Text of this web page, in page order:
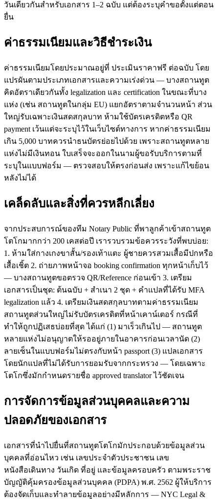
วันเดียวกันสำหรับเอกสาร 1–2 ฉบับ แต่ต้องระบุคำขอตั้งแต่ตอน
ยื่น
ค่าธรรมเนียมและวิธีชำระเงิน
ค่าธรรมเนียมโดยประมาณอยู่ที่ ประเมินราคาฟรี ต่อฉบับ โดย
แปรผันตามประเภทเอกสารและความเร่งด่วน — บางสถานทูต
คิดอัตราเดียวกันทั้ง legalization และ certification ในขณะที่บาง
แห่ง (เช่น สถานทูตในกลุ่ม EU) แยกอัตราตามจำนวนหน้า ส่วน
ใหญ่รับเฉพาะเงินสดสกุลบาท ห้ามใช้บัตรเครดิตหรือ QR
payment เว้นแต่จะระบุไว้ในเว็บไซต์ทางการ หากค่าธรรมเนียม
เกิน 5,000 บาทควรนำธนบัตรย่อยไปด้วย เพราะสถานทูตหลาย
แห่งไม่มีเงินทอน ใบเสร็จจะออกในนามผู้ขอรับบริการตามที่
ระบุในแบบฟอร์ม — ตรวจสอบให้ตรงก่อนส่ง เพราะแก้ไขย้อน
หลังไม่ได้
เคล็ดลับและสิ่งที่ควรหลีกเลี่ยง
จากประสบการณ์ของทีม Notary Public ที่พาลูกค้าเข้าสถานทูต
โตโกมากกว่า 200 เคสต่อปี เรารวบรวมข้อควรระวังที่พบบ่อย:
1. ห้ามใส่กางเกงขาสั้น/รองเท้าแตะ ผู้ชายควรสวมเสื้อมีปกหรือ
เสื้อเชิ้ต 2. ถ่ายภาพหน้าจอ booking confirmation ทุกหน้าเก็บไว้
— บางสถานทูตขอตรวจ QR/Reference ก่อนเข้า 3. เตรียม
เอกสารเป็นชุด: ต้นฉบับ + สำเนา 2 ชุด + คำแปลที่ได้รับ MFA
legalization แล้ว 4. เตรียมเงินสดสกุลบาทตามค่าธรรมเนียม
สถานทูตส่วนใหญ่ไม่รับบัตรเครดิตที่หน้าเคาน์เตอร์ กรณีที่
ทำให้ถูกปฏิเสธบ่อยที่สุด ได้แก่ (1) มาเร็วเกินไป — สถานทูต
หลายแห่งไม่อนุญาตให้รออยู่ภายในอาคารก่อนเวลานัด (2)
ลายเซ็นในแบบฟอร์มไม่ตรงกับหน้า passport (3) แปลเอกสาร
โดยนักแปลที่ไม่ได้รับการยอมรับจากกระทรวง — โดยเฉพาะ
โตโกซึ่งมักกำหนดรายชื่อ approved translator ไว้ชัดเจน
การจัดการข้อมูลส่วนบุคคลและความ
ปลอดภัยของเอกสาร
เอกสารที่นำไปยื่นที่สถานทูตโตโกมักประกอบด้วยข้อมูลส่วน
บุคคลที่อ่อนไหว เช่น เลขประจำตัวประชาชน เลข
หนังสือเดินทาง วันเกิด ที่อยู่ และข้อมูลครอบครัว ตามพระราช
บัญญัติคุ้มครองข้อมูลส่วนบุคคล (PDPA) พ.ศ. 2562 ผู้ให้บริการ
ต้องจัดเก็บและทำลายข้อมูลอย่างมีหลักการ — NYC Legal &